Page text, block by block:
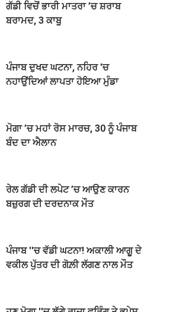
ਗੱਡੀ ਵਿਚੋਂ ਭਾਰੀ ਮਾਤਰਾ ’ਚ ਸ਼ਰਾਬ
ਬਰਾਮਦ, 3 ਕਾਬੂ
ਪੰਜਾਬ ਦੁਖਦ ਘਟਨਾ, ਨਹਿਰ 'ਚ
ਨਹਾਉਂਦਿਆਂ ਲਾਪਤਾ ਹੋਇਆ ਮੁੰਡਾ
ਮੋਗਾ ’ਚ ਮਹਾਂ ਰੋਸ ਮਾਰਚ, 30 ਨੂੰ ਪੰਜਾਬ
ਬੰਦ ਦਾ ਐਲਾਨ
ਰੇਲ ਗੱਡੀ ਦੀ ਲਪੇਟ ’ਚ ਆਉਣ ਕਾਰਨ
ਬਜ਼ੁਰਗ ਦੀ ਦਰਦਨਾਕ ਮੌਤ
ਪੰਜਾਬ ''ਚ ਵੱਡੀ ਘਟਨਾ! ਅਕਾਲੀ ਆਗੂ ਦੇ
ਵਕੀਲ ਪੁੱਤਰ ਦੀ ਗੋਲ਼ੀ ਲੱਗਣ ਨਾਲ ਮੌਤ